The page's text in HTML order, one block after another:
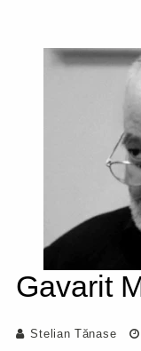
Gavarit
Stelian Tănase